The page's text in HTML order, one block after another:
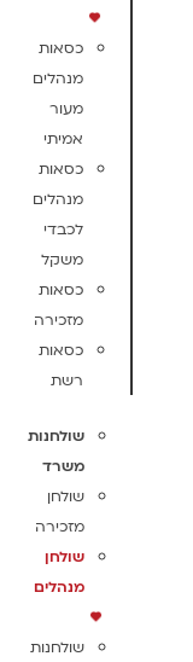
כסאות
מנהלים
מעור
אמיתי
כסאות
מנהלים
לכבדי
משקל
כסאות
מזכירה
כסאות
רשת
שולחנות
משרד
שולחן
מזכירה
שולחן
מנהלים
שולחנות